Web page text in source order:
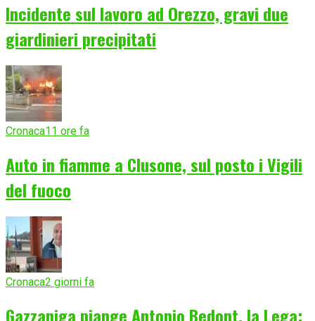
Incidente sul lavoro ad Orezzo, gravi due
giardinieri precipitati
Cronaca11 ore fa
Auto in fiamme a Clusone, sul posto i Vigili
del fuoco
Cronaca2 giorni fa
Gazzaniga piange Antonio Bedont, la Lega: